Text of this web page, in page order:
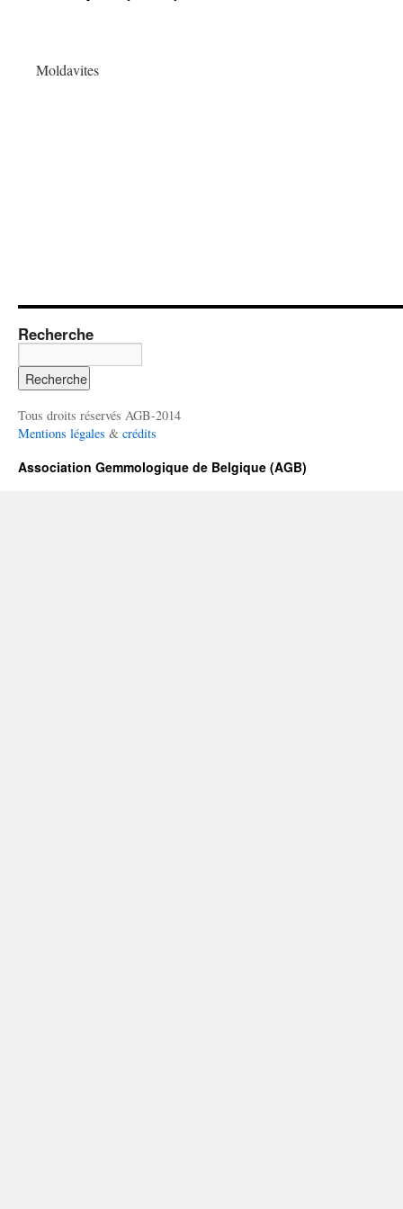
Moldavites
Recherche
Tous droits réservés AGB-2014
Mentions légales & crédits
Association Gemmologique de Belgique (AGB)